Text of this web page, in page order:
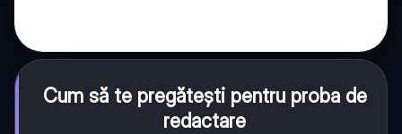
Cum să te pregătești pentru proba de
redactare